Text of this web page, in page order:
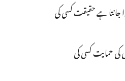
جانتا ہے حقیقت کسی کی
کی حمایت کسی کی